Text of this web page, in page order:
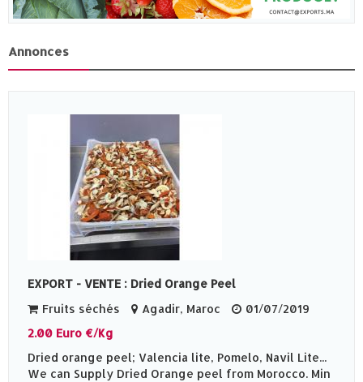
Annonces
EXPORT - VENTE : Dried Orange Peel
Fruits séchés
Agadir, Maroc
01/07/2019
2.00 Euro €/Kg
Dried orange peel; Valencia lite, Pomelo, Navil Lite...
We can Supply Dried Orange peel from Morocco. Min